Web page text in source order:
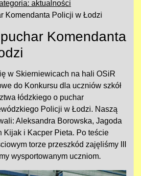
aktualności
Komendanta Policji w Łodzi
Komendanta
w Skierniewicach na hali OSiR
do Konkursu dla uczniów szkół
łódzkiego o puchar
Policji w Łodzi. Naszą
Aleksandra Borowska, Jagoda
Kijak i Kacper Pieta. Po teście
torze przeszkód zajęliśmy III
wysportowanym uczniom.